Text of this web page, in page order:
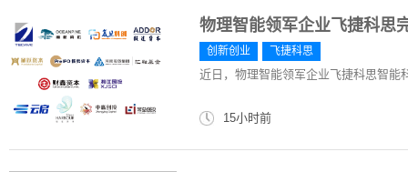
物理智能领军企业飞捷科思
创新创业 飞捷科思
近日，物理智能领军企业飞捷科思智能
15小时前